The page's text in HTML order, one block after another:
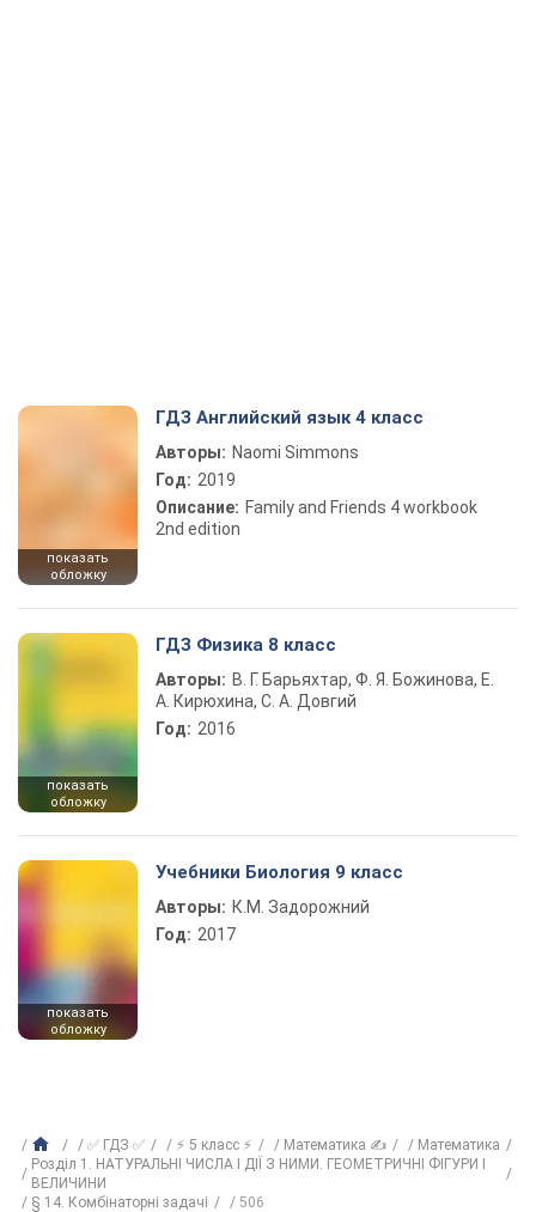
показать
обложку
ГДЗ Английский язык 4 класс
Авторы: Naomi Simmons
Год: 2019
Описание: Family and Friends 4 workbook
2nd edition
показать
обложку
ГДЗ Физика 8 класс
Авторы: В. Г. Барьяхтар, Ф. Я. Божинова, Е.
А. Кирюхина, С. А. Довгий
Год: 2016
показать
обложку
Учебники Биология 9 класс
Авторы: К.М. Задорожний
Год: 2017
✅ ГДЗ ✅ ⚡ 5 класс ⚡ Математика ✍
Математика
Розділ 1. НАТУРАЛЬНІ ЧИСЛА І ДІЇ З НИМИ. ГЕОМЕТРИЧНІ ФІГУРИ І
ВЕЛИЧИНИ
§ 14. Комбінаторні задачі
506